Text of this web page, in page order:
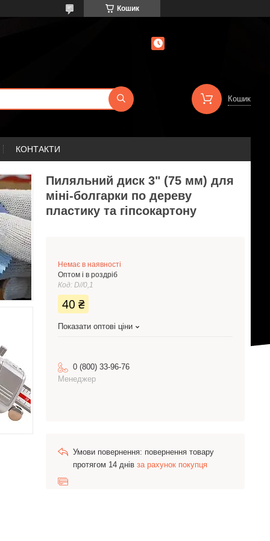
Кошик
Кошик
КОНТАКТИ
Пиляльний диск 3" (75 мм) для
міні-болгарки по дереву
пластику та гіпсокартону
Немає в наявності
Оптом і в роздріб
Код: D//0,1
40 ₴
Показати оптові ціни
0 (800) 33-96-76
Менеджер
повернення товару
протягом 14 днів за рахунок покупця